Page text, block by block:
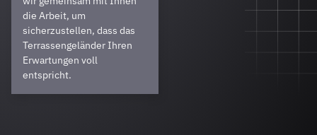
die Arbeit, um
sicherzustellen, dass das
Terrassengeländer Ihren
Erwartungen voll
entspricht.